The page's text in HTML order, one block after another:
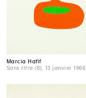
Marcia Hafif
Sans titre (6) , 13 janvier 1966